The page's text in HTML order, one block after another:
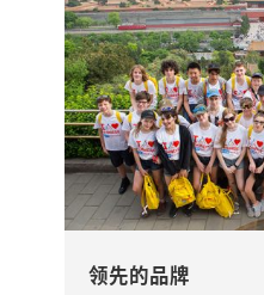
领先的品牌